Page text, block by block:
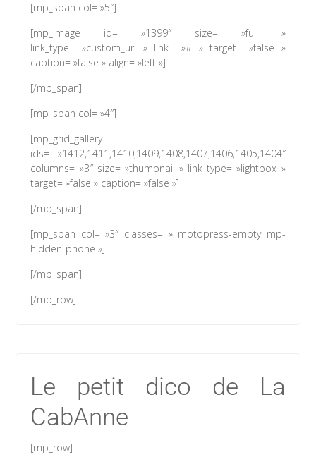
[mp_span col= »5″]
[mp_image id= »1399″ size= »full »
link_type= »custom_url » link= »# » target= »false »
caption= »false » align= »left »]
[/mp_span]
[mp_span col= »4″]
[mp_grid_gallery
ids= »1412,1411,1410,1409,1408,1407,1406,1405,1404″
columns= »3″ size= »thumbnail » link_type= »lightbox »
target= »false » caption= »false »]
[/mp_span]
[mp_span col= »3″ classes= » motopress-empty mp-
hidden-phone »]
[/mp_span]
[/mp_row]
Le petit dico de La
CabAnne
[mp_row]